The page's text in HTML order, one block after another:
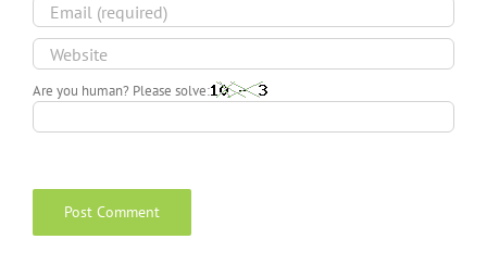
Are you human? Please solve: